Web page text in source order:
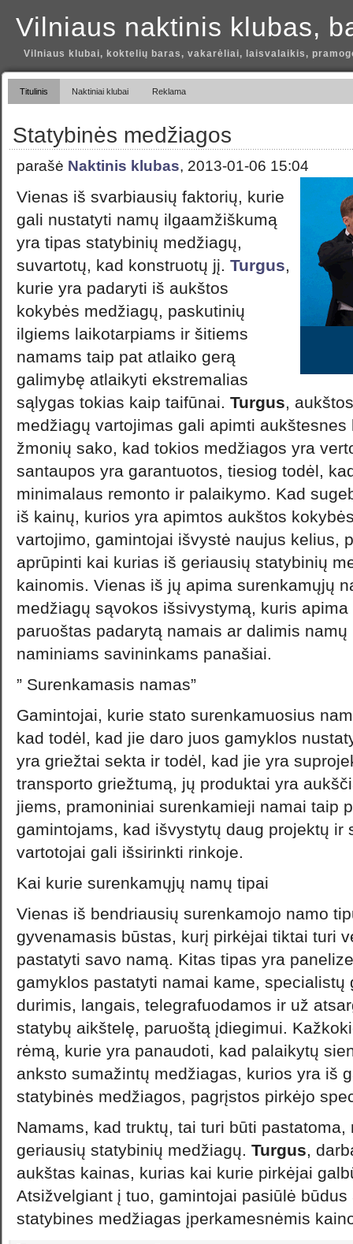
Vilniaus naktinis klubas,
Vilniaus klubai, koktelių baras, vakarėliai, laisvalaikis,
Titulinis Naktiniai klubai Reklama
Statybinės medžiagos
parašė Naktinis klubas, 2013-01-06 15:04
Vienas iš svarbiausių faktorių, kurie
gali nustatyti namų ilgaamžiškumą
yra tipas statybinių medžiagų,
suvartotų, kad konstruotų jį. Turgus,
kurie yra padaryti iš aukštos
kokybės medžiagų, paskutinių
ilgiems laikotarpiams ir šitiems
namams taip pat atlaiko gerą
galimybę atlaikyti ekstremalias
sąlygas tokias kaip taifūnai. Turgus,
medžiagų vartojimas gali apimti
žmonių sako, kad tokios medžiagos yra
santaupos yra garantuotos, tiesiog todėl,
minimalaus remonto ir palaikymo. Kad
iš kainų, kurios yra apimtos aukštos
vartojimo, gamintojai išvystė naujus kelius,
aprūpinti kai kurias iš geriausių statybinių
kainomis. Vienas iš jų apima surenkamųjų
medžiagų sąvokos išsivystymą, kuris
paruoštas padarytą namais ar dalimis namų
naminiams savininkams panašiai.
” Surenkamasis namas”
Gamintojai, kurie stato surenkamuosius
kad todėl, kad jie daro juos gamyklos
yra griežtai sekta ir todėl, kad jie yra
transporto griežtumą, jų produktai yra
jiems, pramoniniai surenkamieji namai taip
gamintojams, kad išvystytų daug projektų ir
vartotojai gali išsirinkti rinkoje.
Kai kurie surenkamųjų namų tipai
Vienas iš bendriausių surenkamojo namo
gyvenamasis būstas, kurį pirkėjai tiktai turi
pastatyti savo namą. Kitas tipas yra
gamyklos pastatyti namai kame, specialistų
durimis, langais, telegrafuodamos ir už
statybų aikštelę, paruoštą įdiegimui.
rėmą, kurie yra panaudoti, kad palaikytų
anksto sumažintų medžiagas, kurios yra iš
statybinės medžiagos, pagrįstos pirkėjo
Namams, kad truktų, tai turi būti
geriausių statybinių medžiagų. Turgus,
aukštas kainas, kurias kai kurie pirkėjai
Atsižvelgiant į tuo, gamintojai pasiūlė
statybines medžiagas įperkamesnėmis